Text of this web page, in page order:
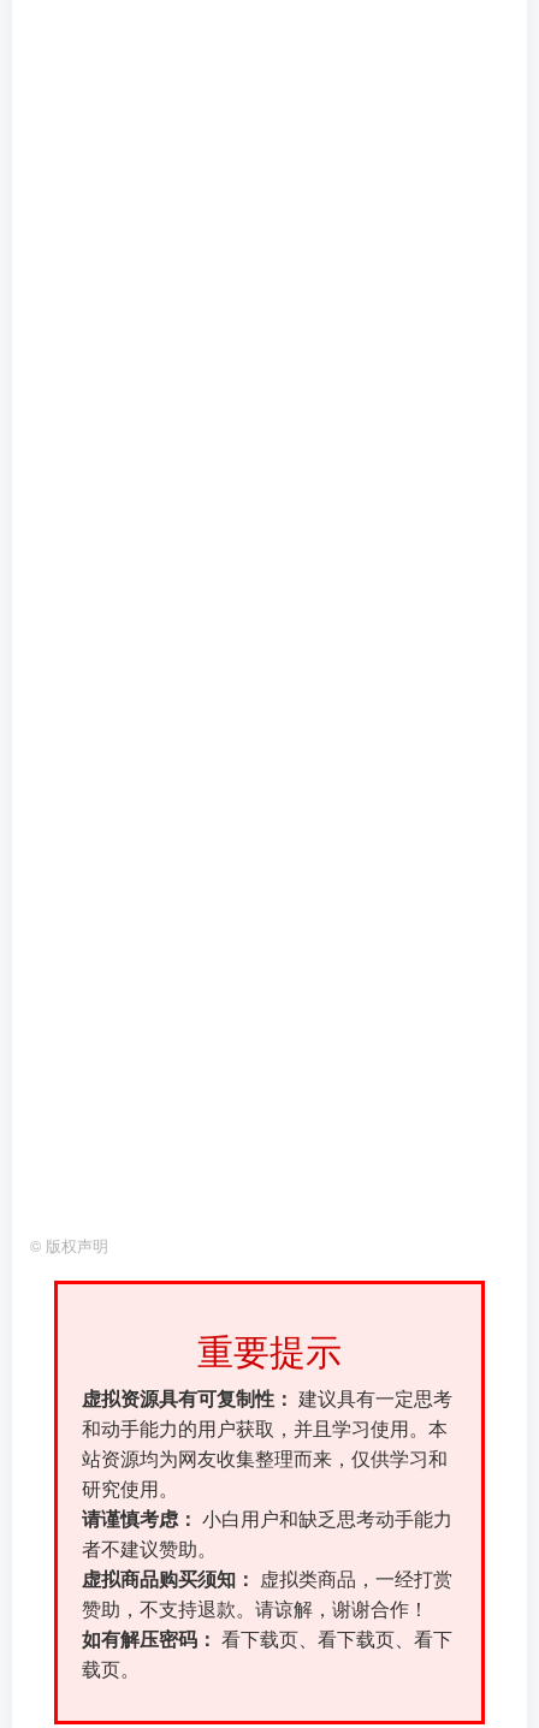
© 版权声明
重要提示
虚拟资源具有可复制性： 建议具有一定思考
和动手能力的用户获取，并且学习使用。本
站资源均为网友收集整理而来，仅供学习和
研究使用。
请谨慎考虑： 小白用户和缺乏思考动手能力
者不建议赞助。
虚拟商品购买须知：
虚拟类商品，一经打赏
赞助，不支持退款。请谅解，谢谢合作！
如有解压密码： 看下载页、看下载页、看下
载页。